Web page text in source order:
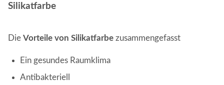
Silikatfarbe
Die Vorteile von Silikatfarbe zusammengefasst
Ein gesundes Raumklima
Antibakteriell